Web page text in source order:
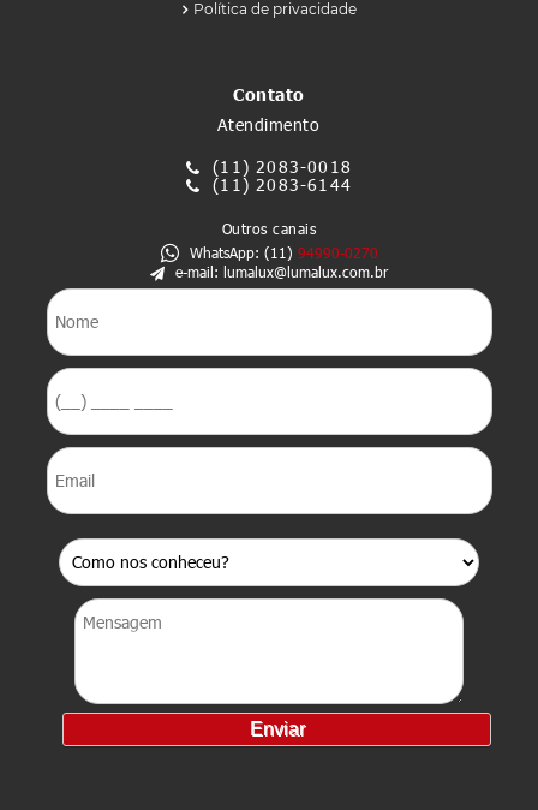
Política de privacidade
Contato
Atendimento
(11) 2083-0018
(11) 2083-6144
Outros canais
WhatsApp: (11) 94990-0270
e-mail: lumalux@lumalux.com.br